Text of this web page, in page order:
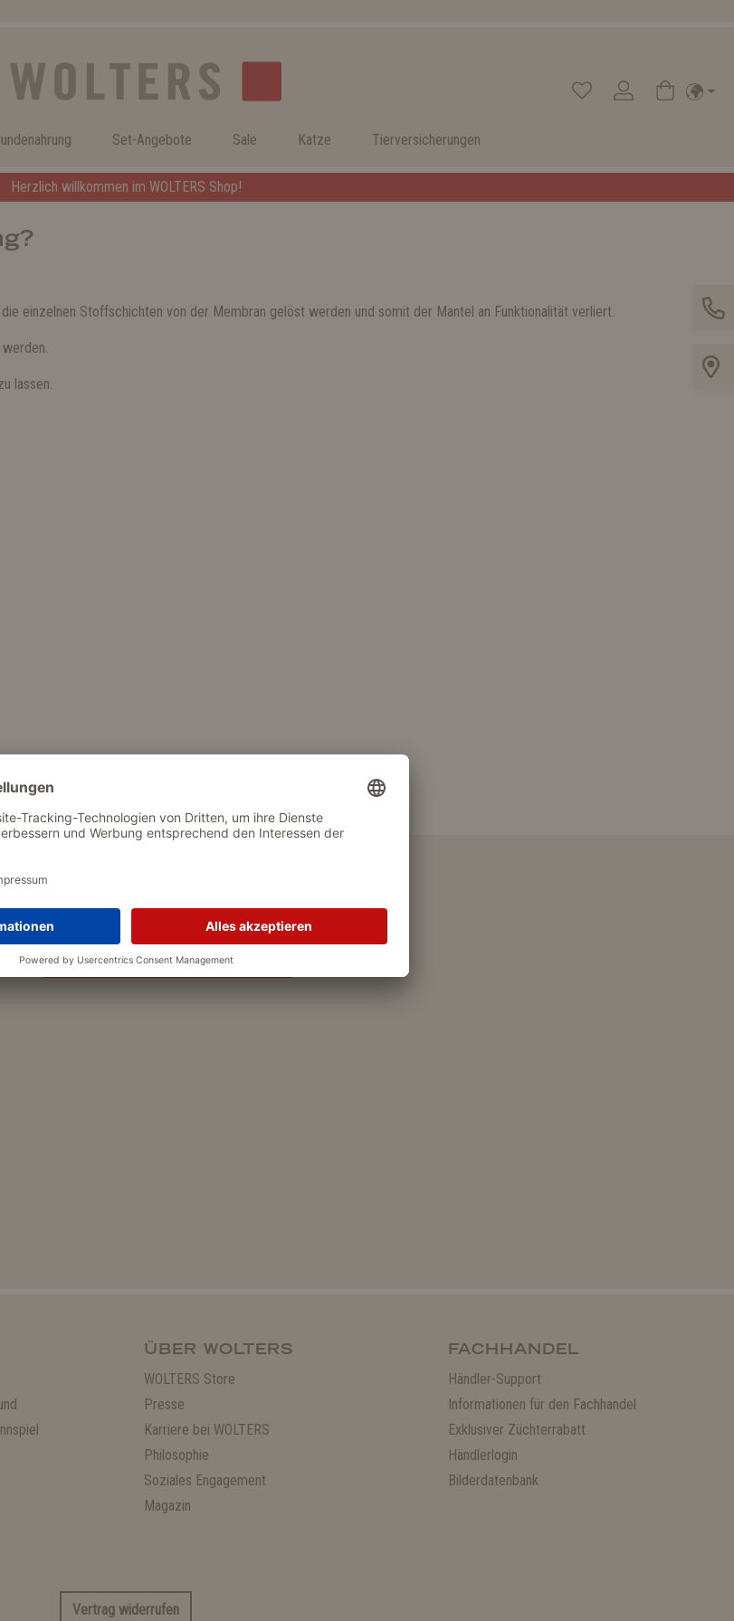
Set-Angebote Sale Katze Tierversicherungen
Herzlich willkommen im WOLTERS Shop!
einzelnen Stoffschichten von der Membran gelöst werden und somit der Mantel an Funktionalität verliert.
lassen.
NEWSLETTER
Mit dem WOLTERS Newsletter verpasst Du kein Angebot mehr!
Jetzt zum Newsletter anmelden.
ÜBER WOLTERS
WOLTERS Store
Presse
Karriere bei WOLTERS
Philosophie
Soziales Engagement
Magazin
FACHHANDEL
Händler-Support
Informationen für den Fachhandel
Exklusiver Züchterrabatt
Händlerlogin
Bilderdatenbank
Vertrag widerrufen